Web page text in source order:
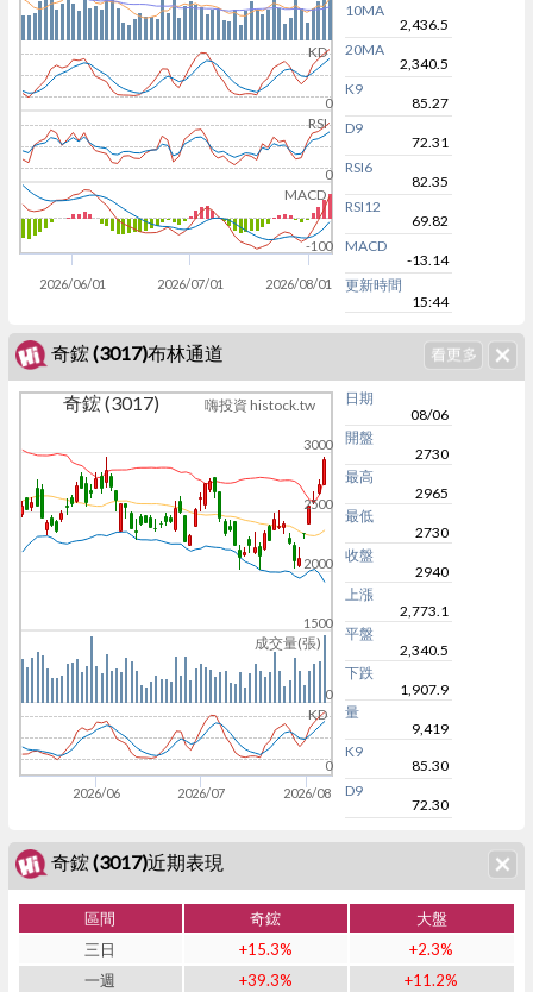
KD
RSI
MACD
2026/06/01 2026/07/01 2026/08/01
0
0
-100
10MA
2,436.5
20MA
2,340.5
K9
85.27
D9
72.31
RSI6
82.35
RSI12
69.82
MACD
-13.14
更新時間
15:44
奇鋐 (3017)布林通道
成交量(張)
KD
奇鋐 (3017) 嗨投資 histock.tw
2026/06 2026/07 2026/08
1500
2000
2500
3000
0
0
日期
08/06
開盤
2730
最高
2965
最低
2730
收盤
2940
上漲
2,773.1
平盤
2,340.5
下跌
1,907.9
量
9,419
K9
85.30
D9
72.30
奇鋐 (3017)近期表現
區間 奇鋐
大盤
三日
+15.3%
+2.3%
一週
+39.3%
+11.2%